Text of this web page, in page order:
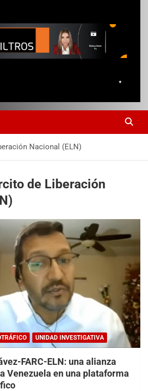
Nacional (ELN)
de Liberación
UNIDAD INVESTIGATIVA
FARC-ELN: una alianza
Venezuela en una plataforma